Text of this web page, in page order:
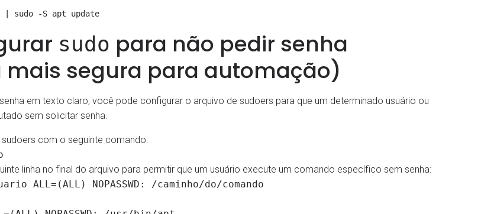
sudo para não pedir senha
segura para automação)
em texto claro, você pode configurar o arquivo de sudoers para que um determinado usuário ou
sem solicitar senha.
com o seguinte comando:
linha no final do arquivo para permitir que um usuário execute um comando específico sem senha:
ALL=(ALL) NOPASSWD: /caminho/do/comando